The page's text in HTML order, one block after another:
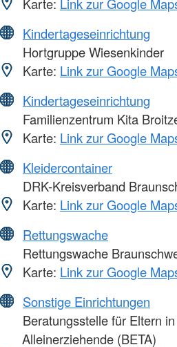
Karte: Link zur Google
Kindertageseinrichtung
Hortgruppe Wiesenkinder
Karte: Link zur Google
Kindertageseinrichtung
Familienzentrum Kita
Karte: Link zur Google
Kleidercontainer
DRK-Kreisverband
Karte: Link zur Google
Rettungswache
Rettungswache
Karte: Link zur Google
Sonstige Einrichtungen
Beratungsstelle für Eltern
Alleinerziehende (BETA)